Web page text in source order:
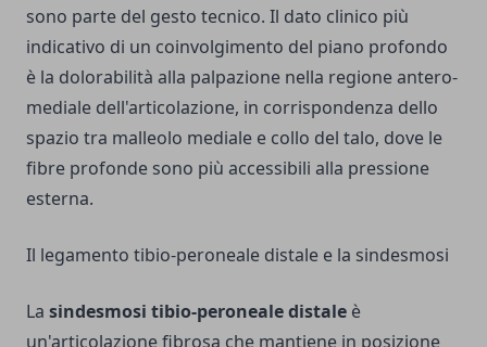
sono parte del gesto tecnico. Il dato clinico più
indicativo di un coinvolgimento del piano profondo
è la dolorabilità alla palpazione nella regione antero-
mediale dell'articolazione, in corrispondenza dello
spazio tra malleolo mediale e collo del talo, dove le
fibre profonde sono più accessibili alla pressione
esterna.
Il legamento tibio-peroneale distale e la sindesmosi
La sindesmosi tibio-peroneale distale è
un'articolazione fibrosa che mantiene in posizione